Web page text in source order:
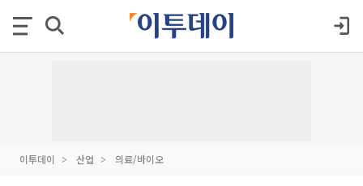
이투데이 산업 의료/바이오